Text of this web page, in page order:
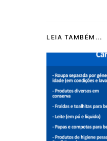
LEIA TAMBÉM...